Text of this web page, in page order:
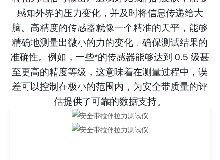
感知外界的压力变化，并及时将信息传递给大
脑。高精度的传感器就像一个精准的天平，能够
精确地测量出微小的力的变化，确保测试结果的
准确性。例如，一些*的传感器能够达到 0.5 级甚
至更高的精度等级，这意味着在测量过程中，误
差可以控制在极小的范围内，为安全带质量的评
估提供了可靠的数据支持。